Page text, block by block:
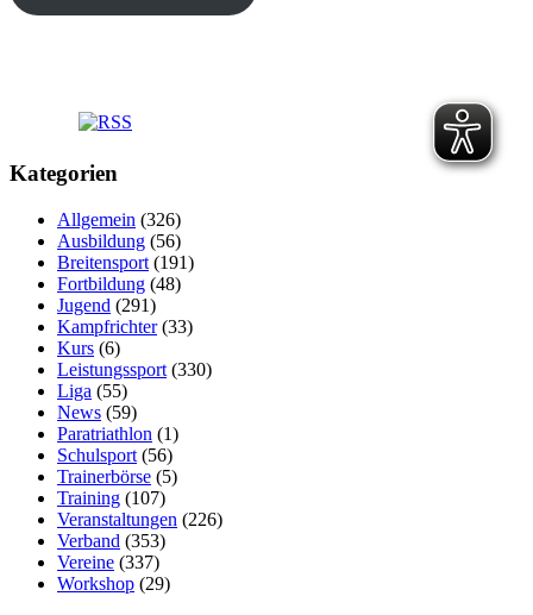
Kategorien
Allgemein (326)
Ausbildung (56)
Breitensport (191)
Fortbildung (48)
Jugend (291)
Kampfrichter(33)
Kurs (6)
Leistungssport (330)
Liga (55)
News (59)
Paratriathlon (1)
Schulsport (56)
Trainerbörse (5)
Training (107)
Veranstaltungen (226)
Verband (353)
Vereine (337)
Workshop (29)